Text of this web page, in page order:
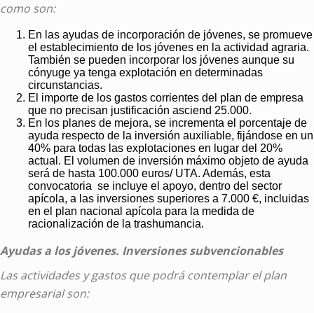
como son:
En las ayudas de incorporación de jóvenes, se promueve
el establecimiento de los jóvenes en la actividad agraria.
También se pueden incorporar los jóvenes aunque su
cónyuge ya tenga explotación en determinadas
circunstancias.
El importe de los gastos corrientes del plan de empresa
que no precisan justificación asciend 25.000.
En los planes de mejora, se incrementa el porcentaje de
ayuda respecto de la inversión auxiliable, fijándose en un
40% para todas las explotaciones en lugar del 20%
actual. El volumen de inversión máximo objeto de ayuda
será de hasta 100.000 euros/ UTA. Además, esta
convocatoria se incluye el apoyo, dentro del sector
apícola, a las inversiones superiores a 7.000 €, incluidas
en el plan nacional apícola para la medida de
racionalización de la trashumancia.
Ayudas a los jóvenes. Inversiones subvencionables
Las actividades y gastos que podrá contemplar el plan
empresarial son: